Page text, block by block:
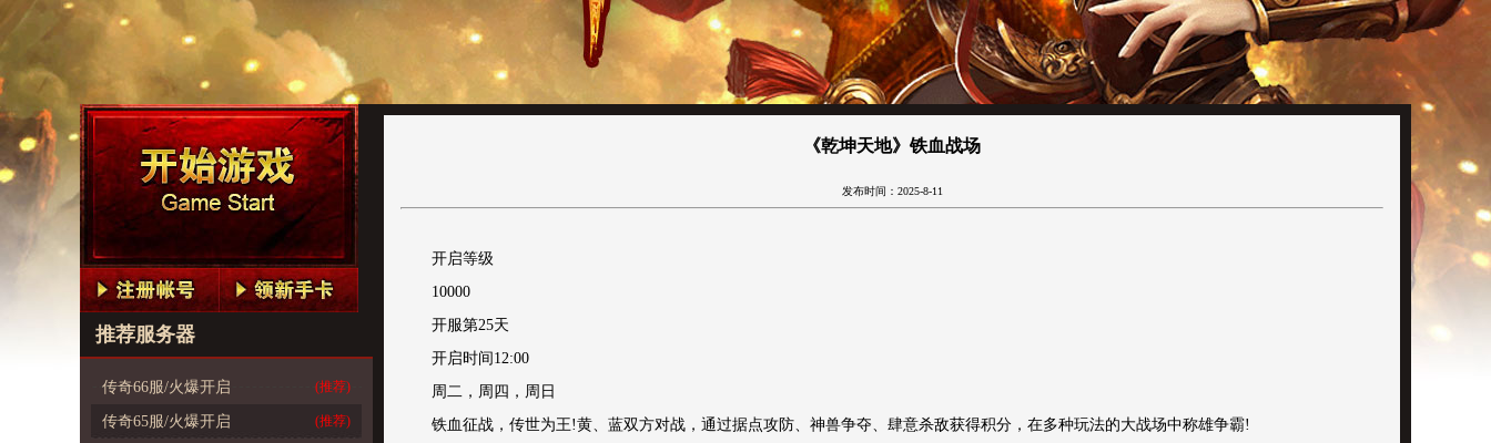
推荐服务器
传奇66服/火爆开启 (推荐)
传奇65服/火爆开启 (推荐)
《乾坤天地》铁血战场
发布时间：2025-8-11
开启等级
10000
开服第25天
开启时间12:00
周二，周四，周日
铁血征战，传世为王!黄、蓝双方对战，通过据点攻防、神兽争夺、肆意杀敌获得积分，在多种玩法的大战场中称雄争霸!